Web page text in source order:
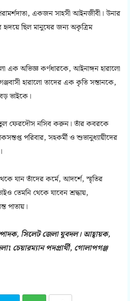
একজন সাহসী আইনজীবী। উনার
ছিল মানুষের জন্য অকৃত্রিম
এক অভিজ্ঞ কর্ণধারকে, আইনাঙ্গন হারালো
হারালো তাদের এক কৃতি সন্তানকে,
ভাইকে।
ফেরদৌস নসিব করুন। তাঁর কবরকে
পরিবার, সহকর্মী ও শুভানুধ্যায়ীদের
যান তাঁদের কর্মে, আদর্শে, স্মৃতির
তেমনি থেকে যাবেন শ্রদ্ধায়,
পাতায়।
সিলেট জেলা যুবদল। আহ্বায়ক,
চেয়ারম্যান পদপ্রার্থী, গোলাপগঞ্জ